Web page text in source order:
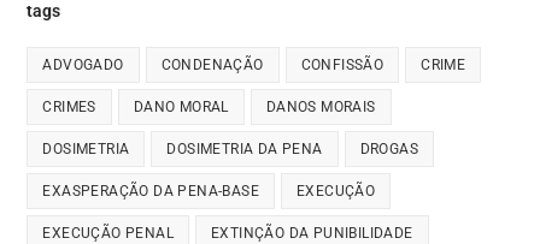
tags
ADVOGADO CONDENAÇÃO CONFISSÃO CRIME
CRIMES DANO MORAL DANOS MORAIS
DOSIMETRIA DOSIMETRIA DA PENA DROGAS
EXASPERAÇÃO DA PENA-BASE EXECUÇÃO
EXECUÇÃO PENAL EXTINÇÃO DA PUNIBILIDADE